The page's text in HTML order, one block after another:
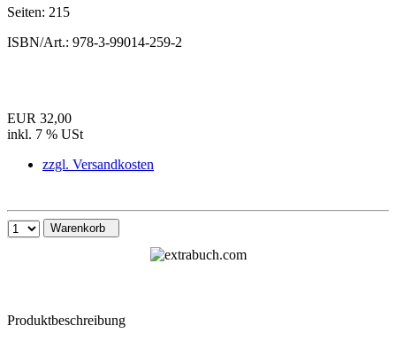
Seiten: 215
ISBN/Art.: 978-3-99014-259-2
EUR 32,00
inkl. 7 % USt
zzgl. Versandkosten
Warenkorb
Produktbeschreibung